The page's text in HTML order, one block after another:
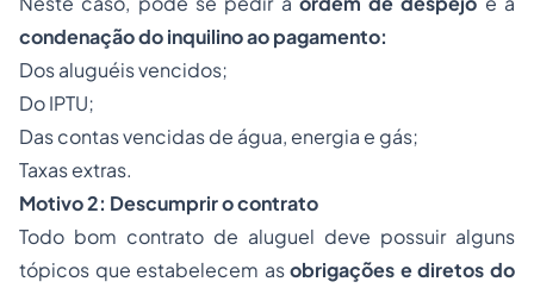
condenação do inquilino ao pagamento:
Dos aluguéis vencidos;
Do IPTU;
Das contas vencidas de água, energia e gás;
Taxas extras.
Motivo 2: Descumprir o contrato
Todo bom contrato de aluguel deve possuir alguns
tópicos que estabelecem asobrigações e diretos do